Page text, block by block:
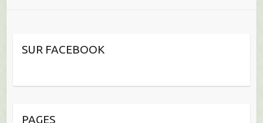
SUR FACEBOOK
PAGES